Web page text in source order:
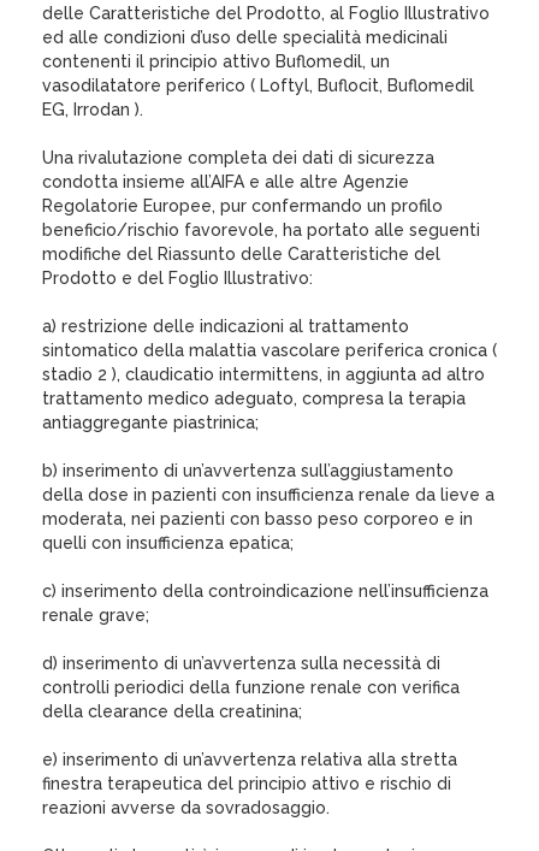
delle Caratteristiche del Prodotto, al Foglio Illustrativo
ed alle condizioni d’uso delle specialità medicinali
contenenti il principio attivo Buflomedil, un
vasodilatatore periferico ( Loftyl, Buflocit, Buflomedil
EG, Irrodan ).
Una rivalutazione completa dei dati di sicurezza
condotta insieme all’AIFA e alle altre Agenzie
Regolatorie Europee, pur confermando un profilo
beneficio/rischio favorevole, ha portato alle seguenti
modifiche del Riassunto delle Caratteristiche del
Prodotto e del Foglio Illustrativo:
a) restrizione delle indicazioni al trattamento
sintomatico della malattia vascolare periferica cronica (
stadio 2 ), claudicatio intermittens, in aggiunta ad altro
trattamento medico adeguato, compresa la terapia
antiaggregante piastrinica;
b) inserimento di un’avvertenza sull’aggiustamento
della dose in pazienti con insufficienza renale da lieve a
moderata, nei pazienti con basso peso corporeo e in
quelli con insufficienza epatica;
c) inserimento della controindicazione nell’insufficienza
renale grave;
d) inserimento di un’avvertenza sulla necessità di
controlli periodici della funzione renale con verifica
della clearance della creatinina;
e) inserimento di un’avvertenza relativa alla stretta
finestra terapeutica del principio attivo e rischio di
reazioni avverse da sovradosaggio.